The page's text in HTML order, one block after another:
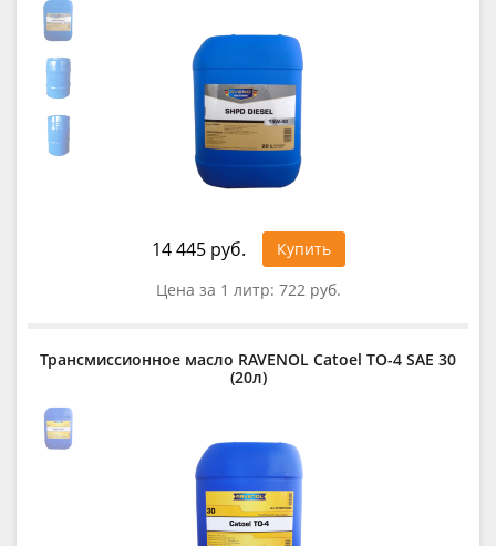
14 445 руб.
Купить
Цена за 1 литр: 722 руб.
Трансмиссионное масло RAVENOL Catoel TO-4 SAE 30
(20л)